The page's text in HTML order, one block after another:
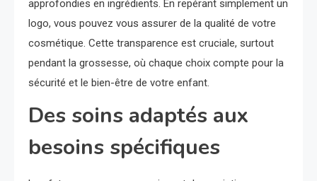
approfondies en ingrédients. En repérant simplement un
logo, vous pouvez vous assurer de la qualité de votre
cosmétique. Cette transparence est cruciale, surtout
pendant la grossesse, où chaque choix compte pour la
sécurité et le bien-être de votre enfant.
Des soins adaptés aux
besoins spécifiques